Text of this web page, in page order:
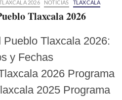
2026 NOTICIAS TLAXCALA
Tlaxcala 2026
Pueblo Tlaxcala 2026:
y Fechas
2026 Programa
2025 Programa